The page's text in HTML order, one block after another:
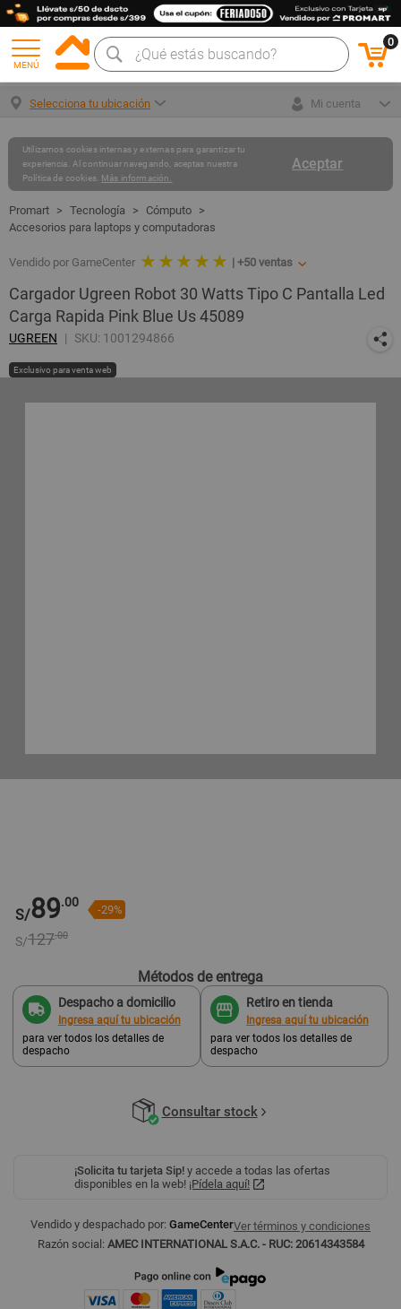
MENÚ
0
Selecciona tu ubicación Mi cuenta
Aceptar
Utilizamos cookies internas y externas para garantizar tu
experiencia. Al continuar navegando, aceptas nuestra
Política de cookies. Más información.
Tecnología
Cómputo
Accesorios para laptops y computadoras
Vendido por GameCenter ★ ★ ★ ★ ★ | +50 ventas
Cargador Ugreen Robot 30 Watts Tipo C Pantalla Led
Carga Rapida Pink Blue Us 45089
UGREEN SKU: 1001294866
Exclusivo para venta web
S/89.00 -29%
S/127.00
Métodos de entrega
Despacho a domicilio
Ingresa aquí tu ubicación
para ver todos los detalles de
despacho
Retiro en tienda
Ingresa aquí tu ubicación
para ver todos los detalles de
despacho
Consultar stock
¡Solicita tu tarjeta Sip! y accede a todas las ofertas
disponibles en la web! ¡Pídela aquí!
Vendido y despachado por: GameCenterVer términos y condiciones
Razón social: AMEC INTERNATIONAL S.A.C. - RUC: 20614343584